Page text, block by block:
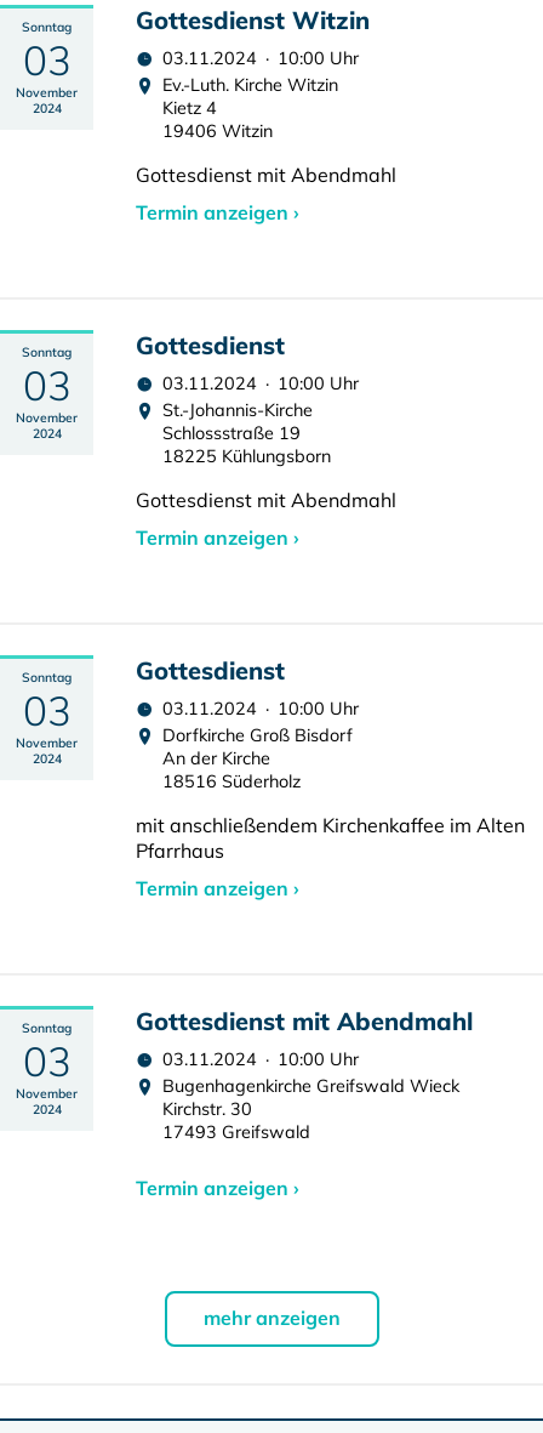
Sonntag
03
November
2024
Gottesdienst Witzin
03.11.2024 · 10:00 Uhr
Ev.-Luth. Kirche Witzin
Kietz 4
19406 Witzin
Gottesdienst mit Abendmahl
Termin anzeigen ›
Sonntag
03
November
2024
Gottesdienst
03.11.2024 · 10:00 Uhr
St.-Johannis-Kirche
Schlossstraße 19
18225 Kühlungsborn
Gottesdienst mit Abendmahl
Termin anzeigen ›
Sonntag
03
November
2024
Gottesdienst
03.11.2024 · 10:00 Uhr
Dorfkirche Groß Bisdorf
An der Kirche
18516 Süderholz
mit anschließendem Kirchenkaffee im Alten
Pfarrhaus
Termin anzeigen ›
Sonntag
03
November
2024
Gottesdienst mit Abendmahl
03.11.2024 · 10:00 Uhr
Bugenhagenkirche Greifswald Wieck
Kirchstr. 30
17493 Greifswald
Termin anzeigen ›
mehr anzeigen